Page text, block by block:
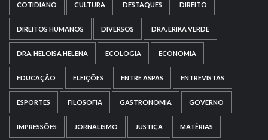
COTIDIANO CULTURA DESTAQUES DIREITO
DIREITOS HUMANOS DIVERSOS DRA. ERIKA VERDE
DRA. HELOISA HELENA ECOLOGIA ECONOMIA
EDUCAÇÃO ELEIÇÕES ENTRE ASPAS ENTREVISTAS
ESPORTES FILOSOFIA GASTRONOMIA GOVERNO
IMPRESSÕES JORNALISMO JUSTIÇA MATÉRIAS